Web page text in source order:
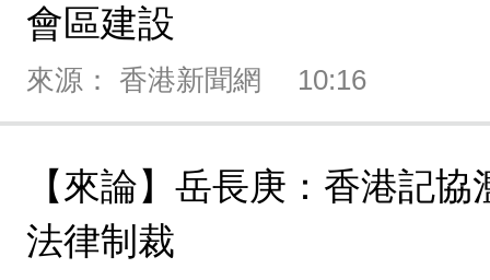
會區建設
來源： 香港新聞網 10:16
【來論】岳長庚：香港記
法律制裁